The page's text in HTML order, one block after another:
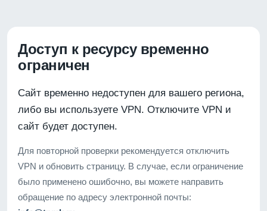
Доступ к ресурсу временно
ограничен
Сайт временно недоступен для вашего региона,
либо вы используете VPN. Отключите VPN и
сайт будет доступен.
Для повторной проверки рекомендуется отключить
VPN и обновить страницу. В случае, если ограничение
было применено ошибочно, вы можете направить
обращение по адресу электронной почты: